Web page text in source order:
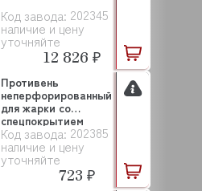
Код завода: 202345
наличие и цену
уточняйте
12 826 ₽
Код завода: 202385
наличие и цену
уточняйте
Противень
неперфорированный
для жарки со
спецпокрытием
GN1/1, 530...
723 ₽